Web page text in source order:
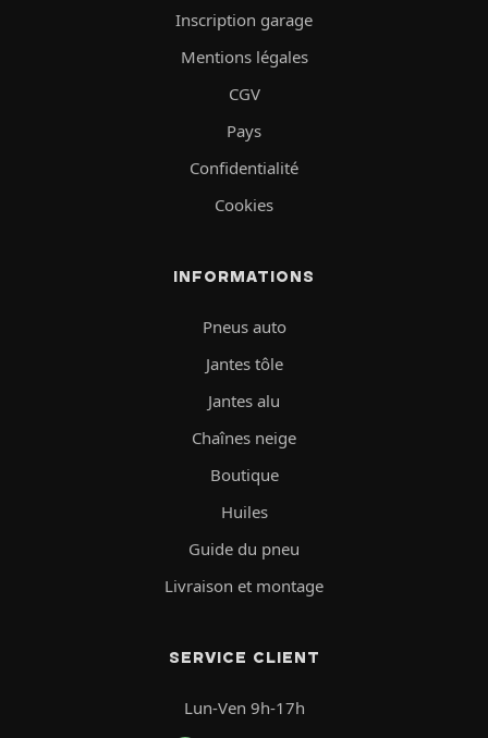
Inscription garage
Mentions légales
CGV
Pays
Confidentialité
Cookies
INFORMATIONS
Pneus auto
Jantes tôle
Jantes alu
Chaînes neige
Boutique
Huiles
Guide du pneu
Livraison et montage
SERVICE CLIENT
Lun-Ven 9h-17h